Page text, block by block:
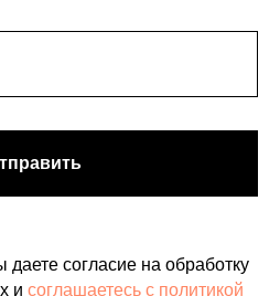
согласие на обработку
и соглашаетесь c политикой